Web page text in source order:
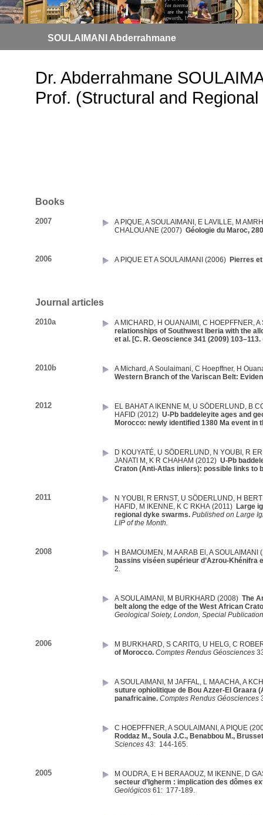
SOULAIMANI Abderrahmane
Dr. Abderrahmane
Prof. (Structural and
Books
2007 A PIQUE,A SOULAIMANI , E LAVILLE, M
CHALOUANE (2007) Géologie du Maroc,
2006 A PIQUE ET A SOULAIMANI (2006) Pierres
Journal articles
2010a A MICHARD, H OUANAIMI ,C HOEPFFNER,A
relationships of Southwest Iberia with the
et al. [C. R. Geoscience 341 (2009) 103–113.
2010b A Michard ,A Soulaimani,C Hoepffner, H
Western Branch of the Variscan Belt:
2012 EL BAHAT A IKENNE M , U SÖDERLUND, B
HAFID (2012) U-Pb baddeleyite ages and
Morocco: newly identified 1380 Ma event in
D KOUYATÉ, U SÖDERLUND, N YOUBI , R
JANATI M , K R CHAHAM (2012) U-Pb
Craton (Anti-Atlas inliers): possible links to
2011 N YOUBI , R ERNST, U SÖDERLUND, H
HAFID, M IKENNE, K C RKHA (2011) Large
regional dyke swarms. Published on Large
LIP of the Month.
2008 H BAMOUMEN , M AARAB El ,A SOULAIMANI
bassins viséen supérieur d’Azrou-
2.
A SOULAIMANI , M BURKHARD (2008) The
belt along the edge of the West African
Geological Soiety, London, Special
2006 M BURKHARD,S CARITG, U HELG,C
of Morocco. Comptes Rendus Géosciences
A SOULAIMANI , M JAFFAL, L MAACHA,A
suture ophiolitique de Bou Azzer-El Graara
panafricaine. Comptes Rendus Géosciences
C HOEPFFNER,A SOULAIMANI ,A PIQUE
Roddaz M., Soula J.C., Benabbou M.,
Sciences 43: 144-165.
2005 M OUDRA, E H BERAAOUZ, M IKENNE, D
secteur d’Igherm : implication des dômes
Geológicos 61: 177-189.